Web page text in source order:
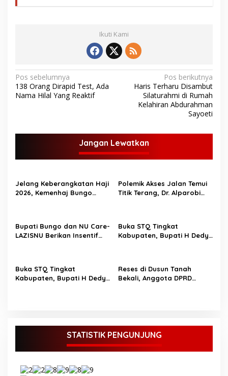
Ikuti Kami
N
a
g
s
i
p
s
Pos sebelumnya
138 Orang Dirapid Test, Ada
Nama Hilal Yang Reaktif
Pos berikutnya
Haris Terharu Disambut
Silaturahmi di Rumah
Kelahiran Abdurahman
Sayoeti
Jangan Lewatkan
Jelang Keberangkatan Haji
2026, Kemenhaj Bungo
Polemik Akses Jalan Temui
Titik Terang, Dr. Alparobi
Bupati Bungo dan NU Care-
LAZISNU Berikan Insentif
Buka STQ Tingkat
Kabupaten, Bupati H Dedy
Buka STQ Tingkat
Kabupaten, Bupati H Dedy
Dedy Putra didampingi
Wakil Bupati Bungo Ustadz
Dayat membuka secara
resmi Seleksi Tilawatil
Kabupaten Bungo Senin 8
Reses di Dusun Tanah
Bekali, Anggota DPRD
STATISTIK PENGUNJUNG